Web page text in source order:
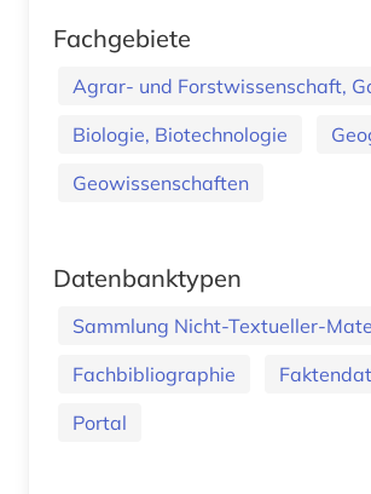
Fachgebiete
Agrar- und Forstwissenschaft,
Biologie, Biotechnologie
Geowissenschaften
Datenbanktypen
Sammlung Nicht-Textueller-
Fachbibliographie
Portal